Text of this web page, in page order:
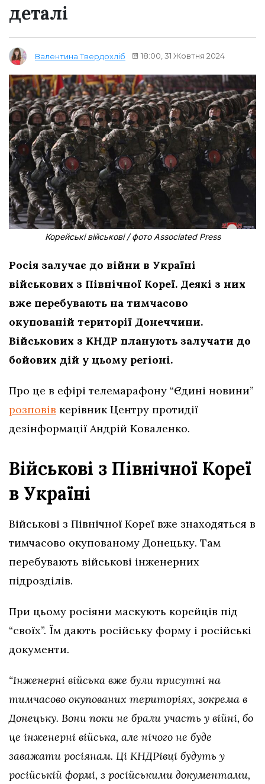
деталі
Валентина Твердохліб 18:00, 31 Жовтня 2024
Корейські військові / фото Associated Press
Росія залучає до війни в Україні
військових з Північної Кореї. Деякі з них
вже перебувають на тимчасово
окупованій території Донеччини.
Військових з КНДР планують залучати до
бойових дій у цьому регіоні.
Про це в ефірі телемарафону “Єдині новини”
розповів керівник Центру протидії
дезінформації Андрій Коваленко.
Військові з Північної Кореї
в Україні
Військові з Північної Кореї вже знаходяться в
тимчасово окупованому Донецьку. Там
перебувають військові інженерних
підрозділів.
При цьому росіяни маскують корейців під
“своїх”. Їм дають російську форму і російські
документи.
“Інженерні війська вже були присутні на
тимчасово окупованих територіях, зокрема в
Донецьку. Вони поки не брали участь у війні, бо
це інженерні війська, але нічого не буде
заважати росіянам. Ці КНДРівці будуть у
російській формі, з російськими документами,